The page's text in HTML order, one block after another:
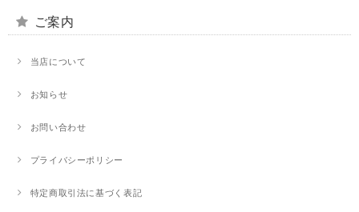
ご案内
当店について
お知らせ
お問い合わせ
プライバシーポリシー
特定商取引法に基づく表記